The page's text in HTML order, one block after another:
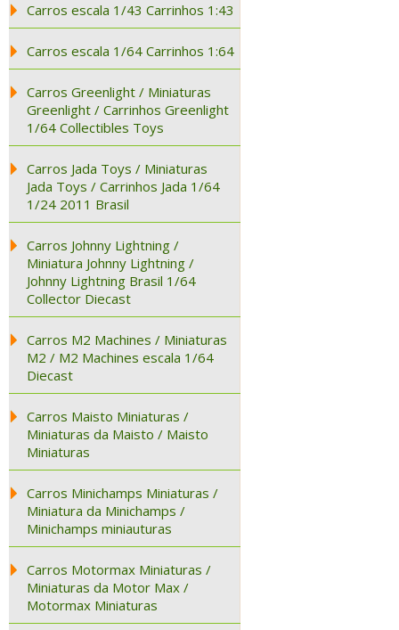
Carros escala 1/43 Carrinhos 1:43
Carros escala 1/64 Carrinhos 1:64
Carros Greenlight / Miniaturas
Greenlight / Carrinhos Greenlight
1/64 Collectibles Toys
Carros Jada Toys / Miniaturas
Jada Toys / Carrinhos Jada 1/64
1/24 2011 Brasil
Carros Johnny Lightning /
Miniatura Johnny Lightning /
Johnny Lightning Brasil 1/64
Collector Diecast
Carros M2 Machines / Miniaturas
M2 / M2 Machines escala 1/64
Diecast
Carros Maisto Miniaturas /
Miniaturas da Maisto / Maisto
Miniaturas
Carros Minichamps Miniaturas /
Miniatura da Minichamps /
Minichamps miniauturas
Carros Motormax Miniaturas /
Miniaturas da Motor Max /
Motormax Miniaturas